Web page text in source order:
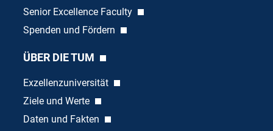
Senior Excellence Faculty
Spenden und Fördern
ÜBER DIE TUM
Exzellenzuniversität
Ziele und Werte
Daten und Fakten